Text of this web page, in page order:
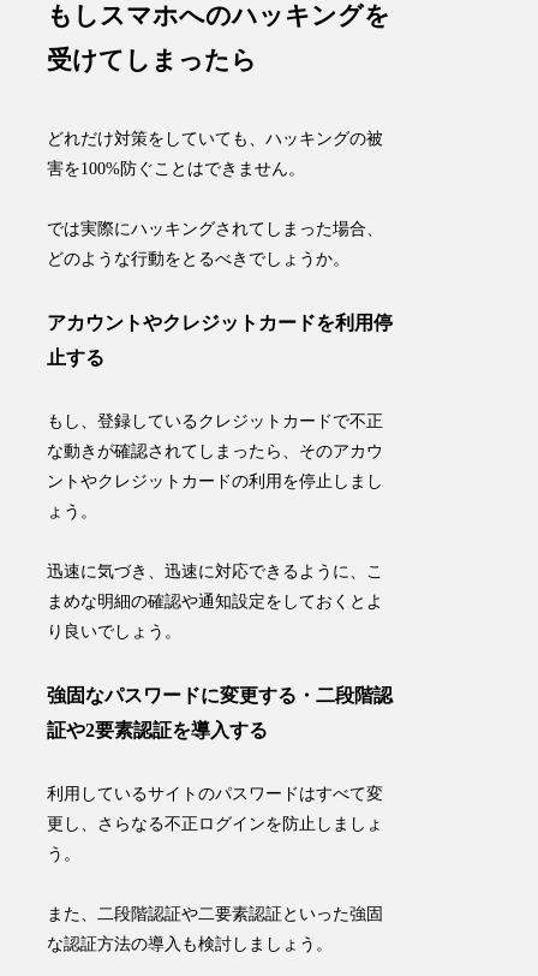
もしスマホへのハッキングを
受けてしまったら
どれだけ対策をしていても、ハッキングの被
害を100%防ぐことはできません。
では実際にハッキングされてしまった場合、
どのような行動をとるべきでしょうか。
アカウントやクレジットカードを利用停
止する
もし、登録しているクレジットカードで不正
な動きが確認されてしまったら、そのアカウ
ントやクレジットカードの利用を停止しまし
ょう。
迅速に気づき、迅速に対応できるように、 こ
まめな明細の確認や通知設定をしておくとよ
り良いでしょう。
強固なパスワードに変更する・二段階認
証や2要素認証を導入する
利用しているサイトのパスワードはすべて変
更し、 さらなる不正ログインを防止 しましょ
う。
また、二段階認証や二要素認証といった強固
な認証方法の導入も検討しましょう。